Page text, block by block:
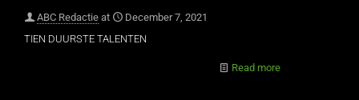
ABC Redactie at
December 7, 2021
TIEN DUURSTE TALENTEN
Read more